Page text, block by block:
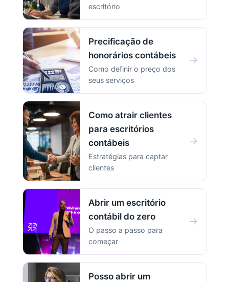
escritório
Precificação de
honorários contábeis
Como definir o preço dos
seus serviços
→
Como atrair clientes
para escritórios
contábeis
Estratégias para captar
clientes
→
Abrir um escritório
contábil do zero
O passo a passo para
começar
→
Posso abrir um